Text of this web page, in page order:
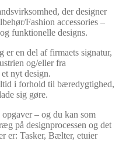
der designer
Fashion accessories –
funktionelle designs.
en del af firmaets signatur,
og/eller fra
nyt design.
i forhold til bæredygtighed,
sig gøre.
– og du kan som
på designprocessen og det
er: Tasker, Bælter, etuier